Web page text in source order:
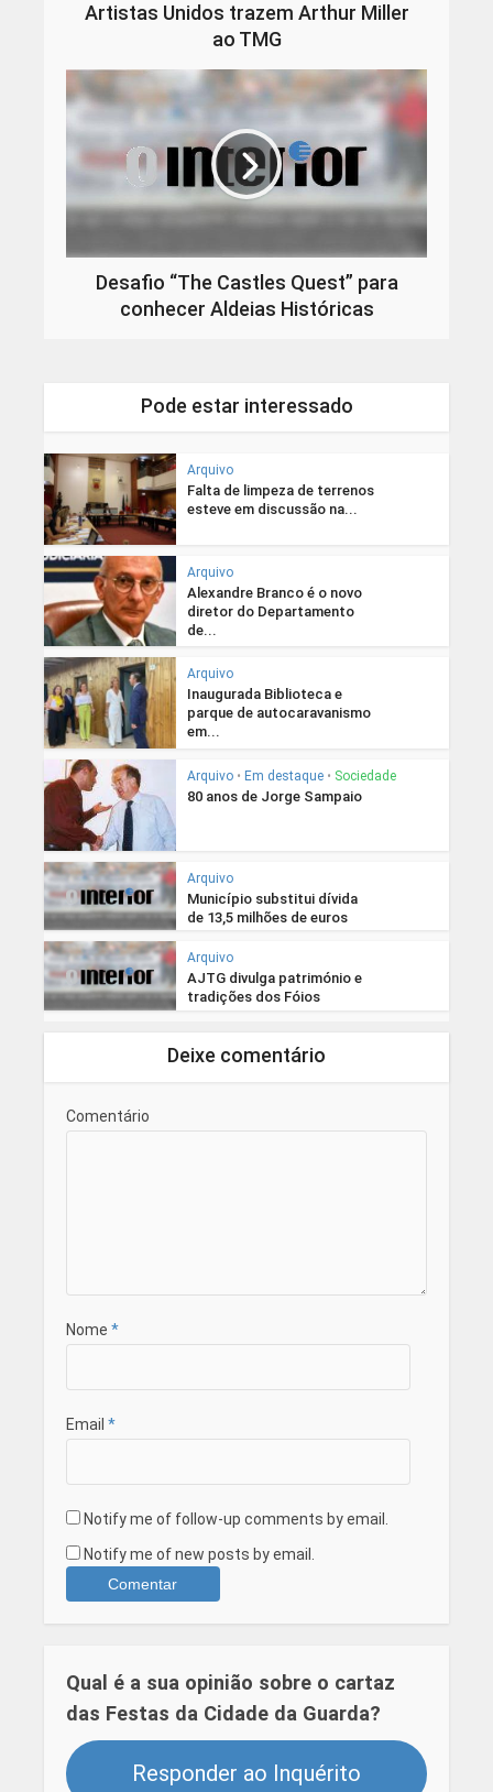
Artistas Unidos trazem Arthur Miller
ao TMG
Desafio “The Castles Quest” para
conhecer Aldeias Históricas
Pode estar interessado
Arquivo
Falta de limpeza de terrenos
esteve em discussão na...
Arquivo
Alexandre Branco é o novo
diretor do Departamento
de...
Arquivo
Inaugurada Biblioteca e
parque de autocaravanismo
em...
Arquivo • Em destaque • Sociedade
80 anos de Jorge Sampaio
Arquivo
Município substitui dívida
de 13,5 milhões de euros
Arquivo
AJTG divulga património e
tradições dos Fóios
Deixe comentário
Comentário
Nome *
Email *
Notify me of follow-up comments by email.
Notify me of new posts by email.
Qual é a sua opinião sobre o cartaz
das Festas da Cidade da Guarda?
Responder ao Inquérito